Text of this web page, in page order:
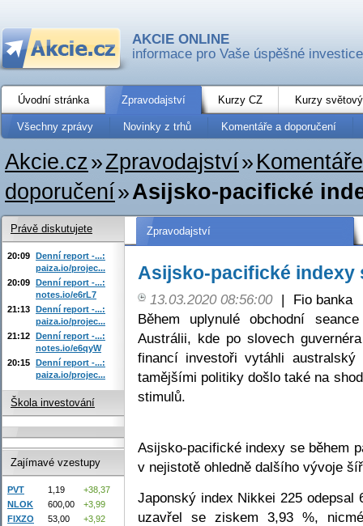
AKCIE ONLINE
informace pro Vaše úspěšné investice
Úvodní stránka Zpravodajství Kurzy CZ Kurzy
Všechny zprávy Novinky z trhů Komentáře a doporučení
Akcie.cz»Zpravodajství»
doporučení»Asijsko-pacifické
Zpravodajství
Asijsko-pacifické indexy
13.03.2020 08:56:00 |
Fio banka
Během uplynulé obchodní
Austrálii, kde po slovech
financí investoři vytáhli
tamějšími politiky došlo také na
stimulů.
Asijsko-pacifické indexy se během
v nejistotě ohledně dalšího vývoje
Japonský index Nikkei 225
uzavřel se ziskem 3,93 %,
Právě diskutujete
20:09 Denní report -...:
paiza.io/projec...
20:09 Denní report -...:
notes.io/e6rL7
21:13 Denní report -...:
paiza.io/projec...
21:12 Denní report -...:
notes.io/e6qyW
20:15 Denní report -...:
paiza.io/projec...
Škola investování
Zajímavé vzestupy
PVT 1,19
+38,37
NLOK
600,00
+3,99
FIXZO
53,00
+3,92